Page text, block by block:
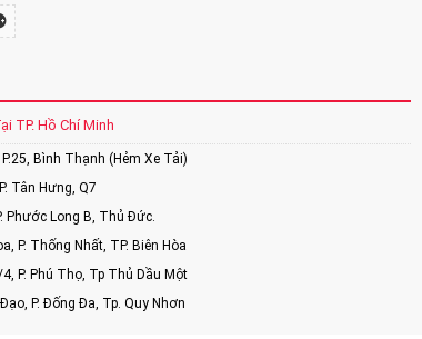
TP. Hồ Chí Minh
Bình Thạnh (Hẻm Xe Tải)
Tân Hưng, Q7
Phước Long B, Thủ Đức.
P. Thống Nhất, TP. Biên Hòa
P. Phú Thọ, Tp Thủ Dầu Một
P. Đống Đa, Tp. Quy Nhơn